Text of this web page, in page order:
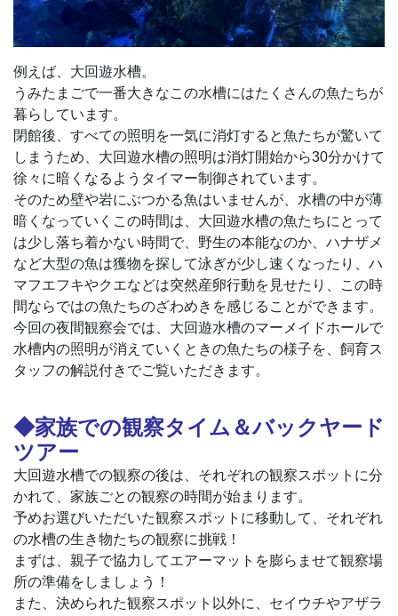
例えば、大回遊水槽。
うみたまごで一番大きなこの水槽にはたくさんの魚たちが
暮らしています。
閉館後、すべての照明を一気に消灯すると魚たちが驚いて
しまうため、大回遊水槽の照明は消灯開始から30分かけて
徐々に暗くなるようタイマー制御されています。
そのため壁や岩にぶつかる魚はいませんが、水槽の中が薄
暗くなっていくこの時間は、大回遊水槽の魚たちにとって
は少し落ち着かない時間で、野生の本能なのか、ハナザメ
など大型の魚は獲物を探して泳ぎが少し速くなったり、ハ
マフエフキやクエなどは突然産卵行動を見せたり、この時
間ならではの魚たちのざわめきを感じることができます。
今回の夜間観察会では、大回遊水槽のマーメイドホールで
水槽内の照明が消えていくときの魚たちの様子を、飼育ス
タッフの解説付きでご覧いただきます。
◆家族での観察タイム＆バックヤード
ツアー
大回遊水槽での観察の後は、それぞれの観察スポットに分
かれて、家族ごとの観察の時間が始まります。
予めお選びいただいた観察スポットに移動して、それぞれ
の水槽の生き物たちの観察に挑戦！
まずは、親子で協力してエアーマットを膨らませて観察場
所の準備をしましょう！
また、決められた観察スポット以外に、セイウチやアザラ